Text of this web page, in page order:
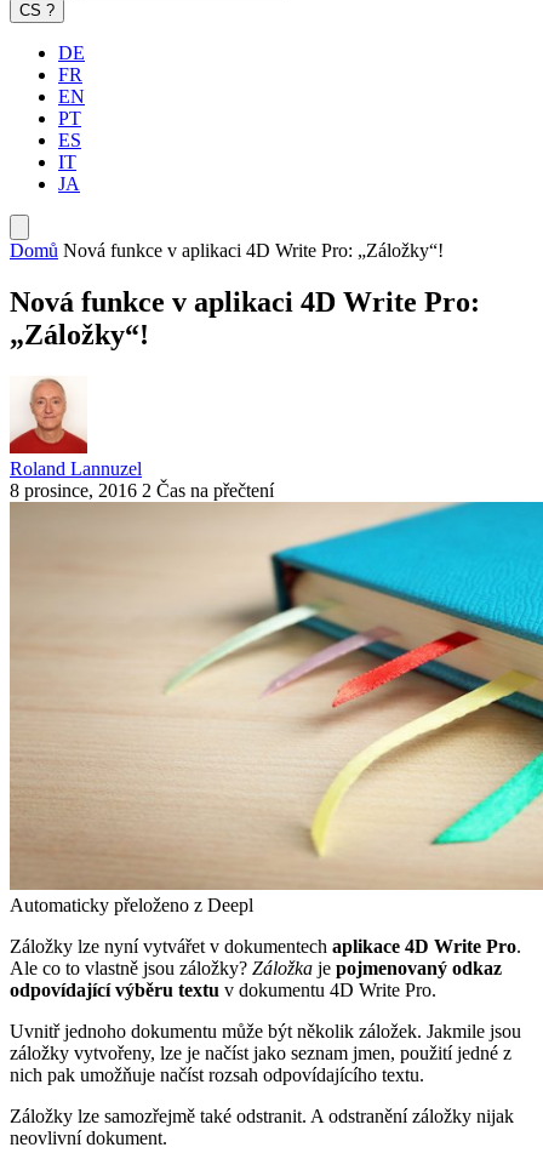
CS ?
DE
FR
EN
PT
ES
IT
JA
Domů Nová funkce v aplikaci 4D Write Pro: „Záložky“!
Nová funkce v aplikaci 4D Write Pro:
„Záložky“!
Roland Lannuzel
8 prosince, 2016 2 Čas na přečtení
Automaticky přeloženo z Deepl
Záložky lze nyní vytvářet v dokumentech aplikace 4D Write Pro.
Ale co to vlastně jsou záložky? Záložka je pojmenovaný odkaz
odpovídající výběru textu v dokumentu 4D Write Pro.
Uvnitř jednoho dokumentu může být několik záložek. Jakmile jsou
záložky vytvořeny, lze je načíst jako seznam jmen, použití jedné z
nich pak umožňuje načíst rozsah odpovídajícího textu.
Záložky lze samozřejmě také odstranit. A odstranění záložky nijak
neovlivní dokument.